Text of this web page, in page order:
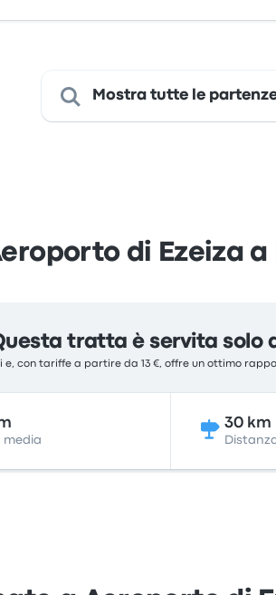
Mostra tutte le
di Ezeiza a
tratta è servita solo
e, con tariffe a partire da 13 €, offre un ottimo
media
30 km